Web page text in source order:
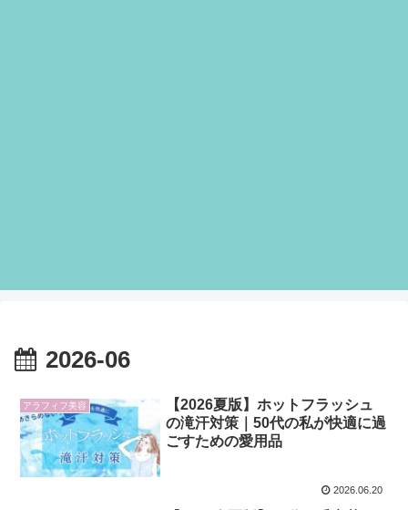
2026-06
アラフィフ美容
【2026夏版】ホットフラッシュ
の滝汗対策｜50代の私が快適に過
ごすための愛用品
2026.06.20